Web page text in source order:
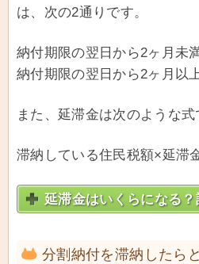
は、次の2通りです。
納付期限の翌日から2ヶ月未
納付期限の翌日から2ヶ月以
また、延滞金は次のような式
滞納している住民税額×延滞
延滞金はいくらになる
分割納付を滞納したら